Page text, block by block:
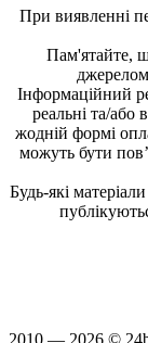
При виявленні
Пам'ятайте,
Інформаційний
реальні та/або
жодній формі
можуть бути
Будь-які
2010 — 2026 ©